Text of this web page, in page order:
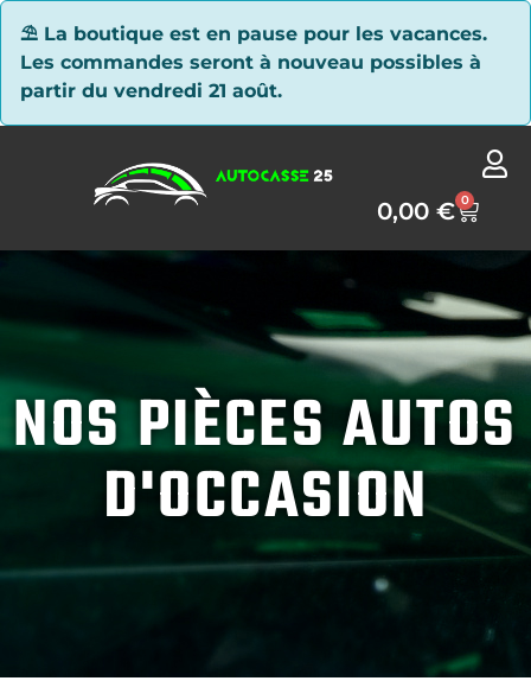
⛱ La boutique est en pause pour les vacances.
Les commandes seront à nouveau possibles à
partir du vendredi 21 août.
0,00€ 0
NOS PIÈCES AUTOS
D'OCCASION
Panneau de gestion des cookies